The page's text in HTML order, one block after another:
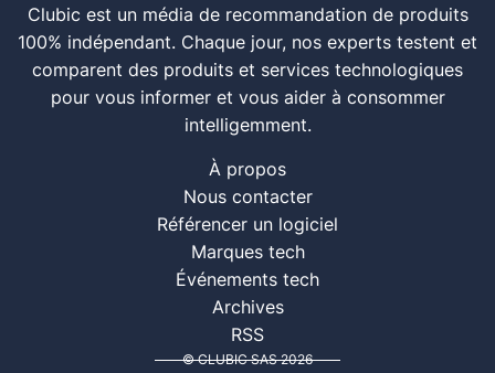
Clubic est un média de recommandation de produits
100% indépendant. Chaque jour, nos experts testent et
comparent des produits et services technologiques
pour vous informer et vous aider à consommer
intelligemment.
À propos
Nous contacter
Référencer un logiciel
Marques tech
Événements tech
Archives
RSS
© CLUBIC SAS 2026